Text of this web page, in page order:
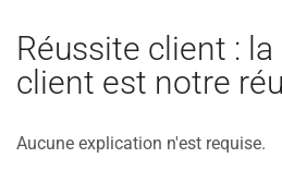
Réussite client :
client est notre
Aucune explication n'est requise.